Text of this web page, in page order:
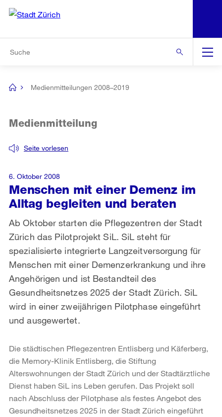
Navigation
[no
Medienmitteilungen 2008–2019
Menschen mit einer Demenz im
Alltag begleiten und beraten
Seite vorlesen
Medienmitteilung
Ab Oktober starten die Pflegezentren der Stadt
Zürich das Pilotprojekt SiL. SiL steht für
spezialisierte integrierte Langzeitversorgung für
Menschen mit einer Demenzerkrankung und ihre
Angehörigen und ist Bestandteil des
Gesundheitsnetzes 2025 der Stadt Zürich. SiL
wird in einer zweijährigen Pilotphase eingeführt
und ausgewertet.
6. Oktober 2008
Die städtischen Pflegezentren Entlisberg und Käferberg,
die Memory-Klinik Entlisberg, die Stiftung
Alterswohnungen der Stadt Zürich und der Stadtärztliche
Dienst haben SiL ins Leben gerufen. Das Projekt soll
nach Abschluss der Pilotphase als festes Angebot des
Gesundheitsnetzes 2025 in der Stadt Zürich eingeführt